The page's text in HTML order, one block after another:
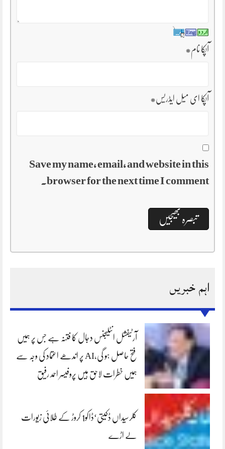
آپکا نام*
آپکا ای میل ایڈریس*
Save my name, email, and website in this
browser for the next time I comment.
اہم خبریں
آرٹیفشل انٹلیجنس دجال کا فتنہ ہے جس پر ہمیں
فتح حاصل ہو گی،AI پر اندھے اعتماد کی وجہ سے
ہمیں خطرات لاحق ہیں پروفیسر احمد رفیق
کلرسیداں ڈکیتی‘ڈاکو1 کروڑ کے طلائی زیورات
لے اڑے